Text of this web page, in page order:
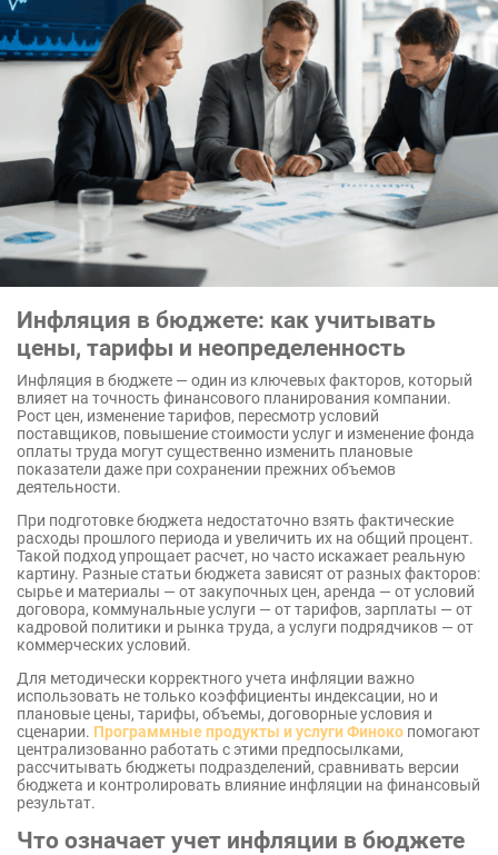
Инфляция в бюджете: как учитывать
цены, тарифы и неопределенность
Инфляция в бюджете — один из ключевых факторов, который
влияет на точность финансового планирования компании.
Рост цен, изменение тарифов, пересмотр условий
поставщиков, повышение стоимости услуг и изменение фонда
оплаты труда могут существенно изменить плановые
показатели даже при сохранении прежних объемов
деятельности.
При подготовке бюджета недостаточно взять фактические
расходы прошлого периода и увеличить их на общий процент.
Такой подход упрощает расчет, но часто искажает реальную
картину. Разные статьи бюджета зависят от разных факторов:
сырье и материалы — от закупочных цен, аренда — от условий
договора, коммунальные услуги — от тарифов, зарплаты — от
кадровой политики и рынка труда, а услуги подрядчиков — от
коммерческих условий.
Для методически корректного учета инфляции важно
использовать не только коэффициенты индексации, но и
плановые цены, тарифы, объемы, договорные условия и
сценарии. Программные продукты и услуги Финоко помогают
централизованно работать с этими предпосылками,
рассчитывать бюджеты подразделений, сравнивать версии
бюджета и контролировать влияние инфляции на финансовый
результат.
Что означает учет инфляции в бюджете